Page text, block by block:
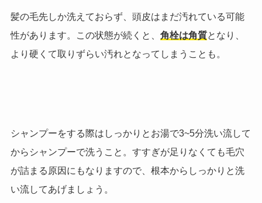
髪の毛先しか洗えておらず、頭皮はまだ汚れている可能
性があります。
この状態が続くと、 角栓は角質となり、
より硬くて取りずらい汚れとなってしまうことも。
シャンプーをする際はしっかりとお湯で3~5分洗い流して
からシャンプーで洗うこと。すすぎが足りなくても毛穴
が詰まる原因にもなりますので、根本からしっかりと洗
い流してあげましょう。